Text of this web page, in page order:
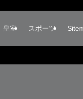
皇室 スポーツ